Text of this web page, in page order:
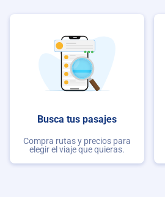
Busca tus pasajes
Compra rutas y precios para
elegir el viaje que quieras.